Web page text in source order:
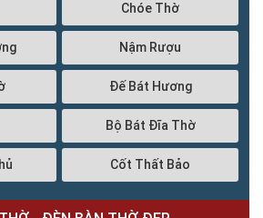
Chóe Thờ
Nậm Rượu
Đế Bát Hương
Bộ Bát Đĩa Thờ
Cốt Thất Bảo